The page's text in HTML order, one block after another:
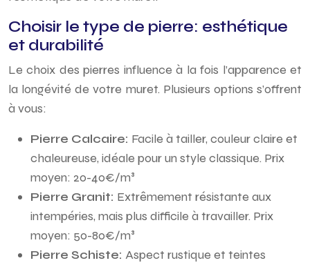
Choisir le type de pierre: esthétique
et durabilité
Le choix des pierres influence à la fois l’apparence et
la longévité de votre muret. Plusieurs options s’offrent
à vous:
Pierre Calcaire: Facile à tailler, couleur claire et
chaleureuse, idéale pour un style classique. Prix
moyen: 20-40€/m³
Pierre Granit: Extrêmement résistante aux
intempéries, mais plus difficile à travailler. Prix
moyen: 50-80€/m³
Pierre Schiste: Aspect rustique et teintes